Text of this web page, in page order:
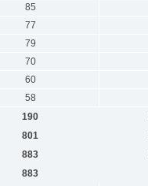
85
77
79
70
60
58
190
801
883
883